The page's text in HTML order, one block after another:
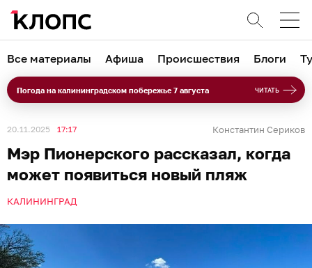
Все материалы Афиша Происшествия Блоги
Погода на калининградском побережье 7 августа ЧИТАТЬ
20.11.2025 17:17 Константин Сериков
Мэр Пионерского рассказал, когда
может появиться новый пляж
КАЛИНИНГРАД